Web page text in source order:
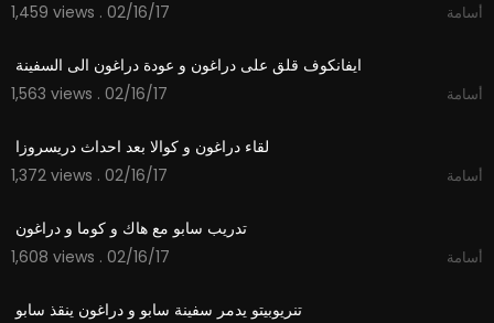
1,459 views . 02/16/17
أسامة
1,563 views . 02/16/17
أسامة
1,372 views . 02/16/17
أسامة
1,608 views . 02/16/17
أسامة